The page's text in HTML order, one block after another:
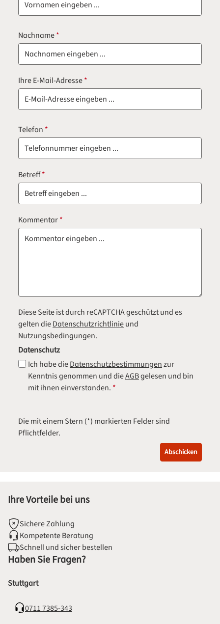
Nachname*
Ihre E-Mail-Adresse*
Telefon *
Betreff*
Kommentar*
Diese Seite ist durch reCAPTCHA geschützt und es
gelten dieDatenschutzrichtlinieund
Nutzungsbedingungen.
Datenschutz
Ich habe dieDatenschutzbestimmungenzur
Kenntnis genommen und dieAGBgelesen und bin
mit ihnen einverstanden. *
Die mit einem Stern (*) markierten Felder sind
Pflichtfelder.
Abschicken
Ihre Vorteile bei uns
Sichere Zahlung
Kompetente Beratung
Schnell und sicher bestellen
Haben Sie Fragen?
Stuttgart
0711 7385-343